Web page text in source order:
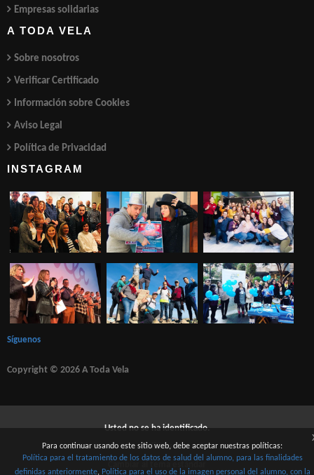
Empresas solidarias
A TODA VELA
Sobre nosotros
Verificar Certificado
Información sobre Cookies
Aviso Legal
Política de Privacidad
INSTAGRAM
Síguenos
Copyright © 2026 A Toda Vela
Usted no se ha identificado.
Políticas
Para continuar usando este sitio web, debe aceptar nuestras políticas:
Política para el tratamiento de los datos de salud del alumno, para las finalidades
definidas anteriormente
Política para el uso de la imagen personal del alumno, con la